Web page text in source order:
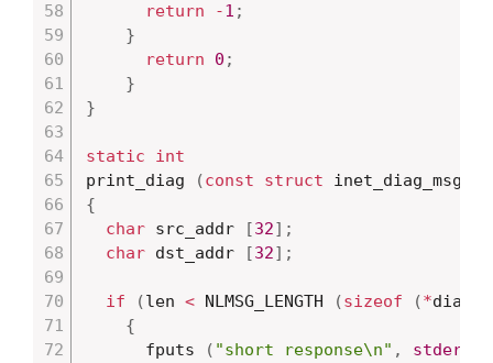
return
-1 ;
}
return
0 ;
}
}
static
int
print_diag
(const struct inet_diag_msg
{
char src_addr [32] ;
char dst_addr [32] ;
if (len < NLMSG_LENGTH (sizeof (*diag
{
      fputs
( "short response\n" , stderr